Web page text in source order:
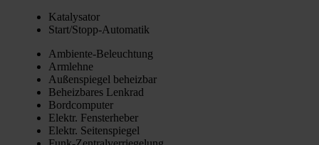
Kata­ly­sa­tor
Star­t/­Stopp-Auto­ma­tik
Ambi­en­te-Beleuch­tung
Arm­leh­ne
Außen­spie­gel beheiz­bar
Beheiz­ba­res Lenk­rad
Bord­com­pu­ter
Elektr. Fens­ter­he­ber
Elektr. Sei­ten­spie­gel